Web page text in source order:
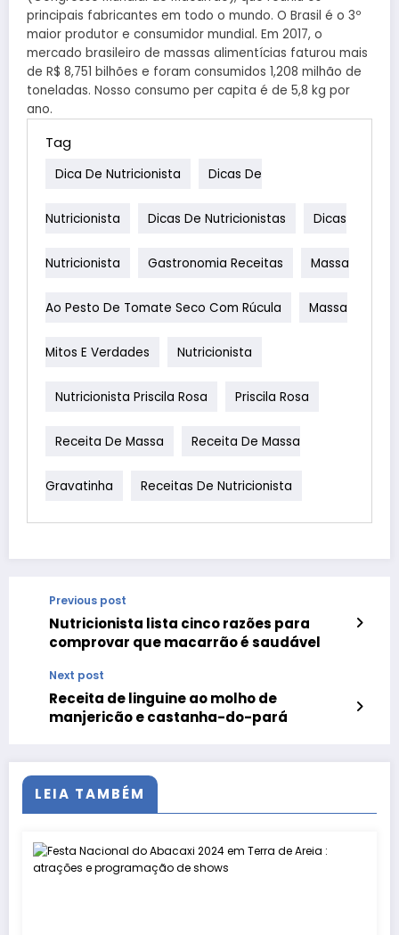
principais fabricantes em todo o mundo. O Brasil é o 3º
maior produtor e consumidor mundial. Em 2017, o
mercado brasileiro de massas alimentícias faturou mais
de R$ 8,751 bilhões e foram consumidos 1,208 milhão de
toneladas. Nosso consumo per capita é de 5,8 kg por
ano.
Tag
Dica De Nutricionista Dicas De
Nutricionista Dicas De Nutricionistas Dicas
Nutricionista Gastronomia Receitas Massa
Ao Pesto De Tomate Seco Com Rúcula Massa
Mitos E Verdades Nutricionista
Nutricionista Priscila Rosa Priscila Rosa
Receita De Massa Receita De Massa
Gravatinha Receitas De Nutricionista
Previous post
Nutricionista lista cinco razões para
comprovar que macarrão é saudável
Next post
Receita de linguine ao molho de
manjericão e castanha-do-pará
LEIA TAMBÉM